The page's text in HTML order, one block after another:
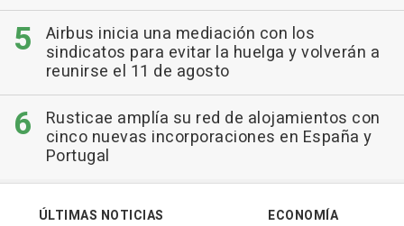
Airbus inicia una mediación con los
sindicatos para evitar la huelga y volverán a
reunirse el 11 de agosto
Rusticae amplía su red de alojamientos con
cinco nuevas incorporaciones en España y
Portugal
ÚLTIMAS NOTICIAS
ECONOMÍA